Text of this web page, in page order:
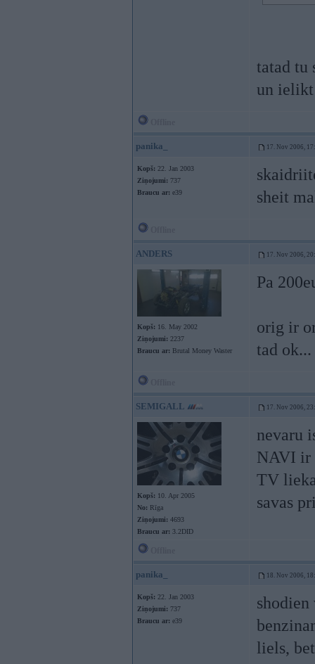
tatad tu
un ielikt
panika_ 17. Nov 2006,
Kopš: 22. Jan 2003
Ziņojumi: 737
Braucu ar: e39
sheit
ANDERS 17. Nov 2006,
Kopš: 16. May 2002
Ziņojumi: 2237
Braucu ar: Brutal Money Waster
Pa
orig ir
tad
SEMIGALL 17. Nov 2006,
Kopš: 10. Apr 2005
No: Rīga
Ziņojumi: 4693
Braucu ar: 3.2DID
nevaru
NAVI ir
TV
savas
panika_ 18. Nov 2006,
Kopš: 22. Jan 2003
Ziņojumi: 737
Braucu ar: e39
liels,